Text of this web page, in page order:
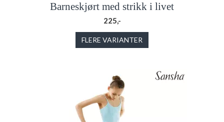
Barneskjørt med strikk i livet
225,-
FLERE VARIANTER